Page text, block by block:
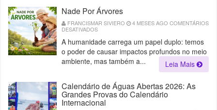
VAI
MUITO
ALÉM
DO
Nade Por Árvores
FRANCISMAR SIVIERO 4 MESES AGO COMENTÁRIOS
DESATIVADOS
POR
ÁRVORES
A humanidade carrega um papel duplo: temos
o poder de causar impactos profundos no meio
ambiente, mas também a...
Leia Mais
Calendário de Águas Abertas 2026: As
Grandes Provas do Calendário
Internacional